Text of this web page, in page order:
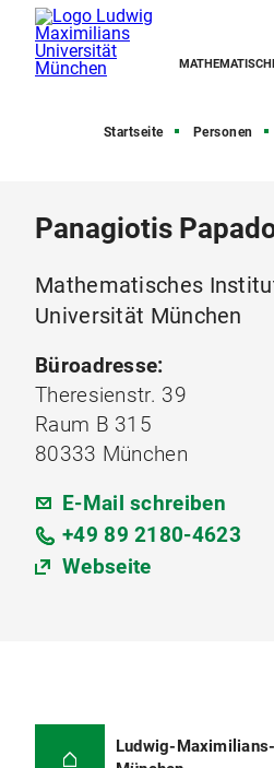
Startseite Personen
Panagiotis
Mathematisches
Universität München
Büroadresse:
Theresienstr. 39
Raum B 315
80333 München
E-Mail schreiben
+49 89 2180-4623
Webseite
Ludwig-